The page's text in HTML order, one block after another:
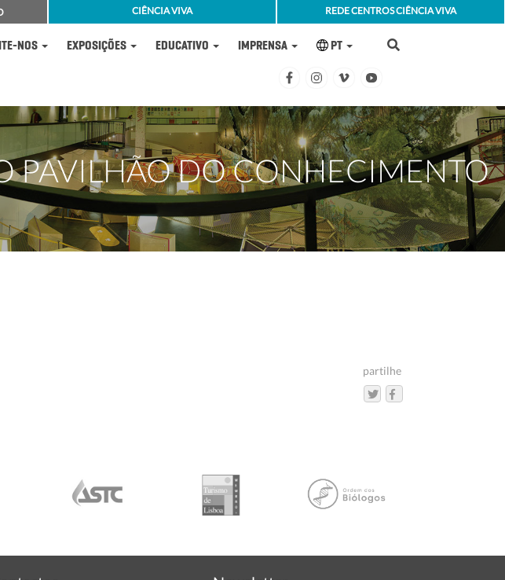
CIÊNCIA VIVA REDE CENTROS CIÊNCIA VIVA
NOS EXPOSIÇÕES EDUCATIVO IMPRENSA PT
PAVILHÃO DO CONHECIMENTO
partilhe